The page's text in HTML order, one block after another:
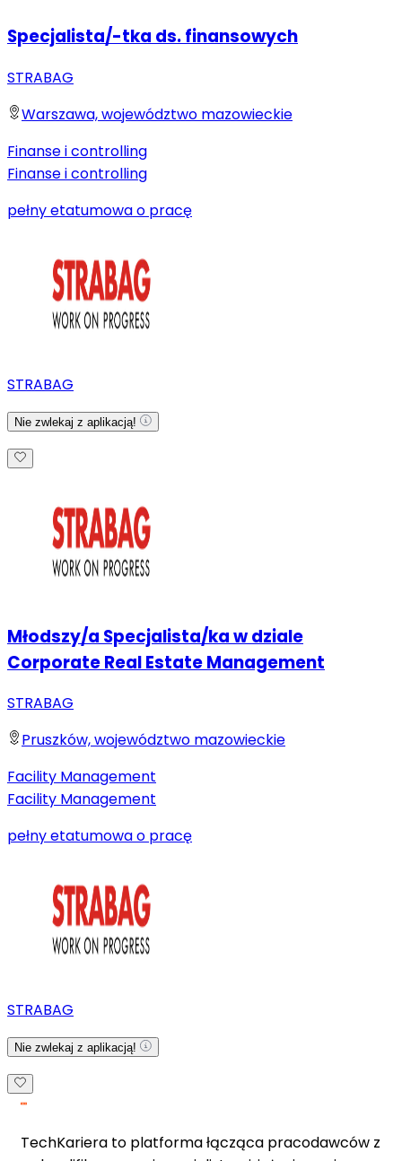
Specjalista/-tka ds. finansowych
STRABAG
Warszawa, województwo mazowieckie
Finanse i controlling
Finanse i controlling
pełny etatumowa o pracę
STRABAG
Nie zwlekaj z aplikacją!
Młodszy/a Specjalista/ka w dziale
Corporate Real Estate Management
STRABAG
Pruszków, województwo mazowieckie
Facility Management
Facility Management
pełny etatumowa o pracę
STRABAG
Nie zwlekaj z aplikacją!
TechKariera to platforma łącząca pracodawców z